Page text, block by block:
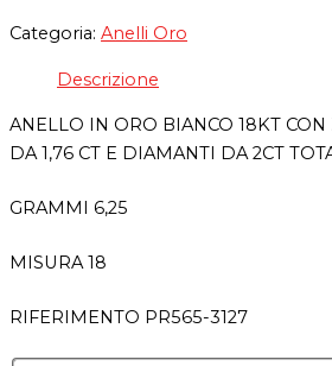
Categoria: Anelli Oro
Descrizione
ANELLO IN ORO BIANCO 18KT CON
DA 1,76 CT E DIAMANTI DA 2CT
GRAMMI 6,25
MISURA 18
RIFERIMENTO PR565-3127